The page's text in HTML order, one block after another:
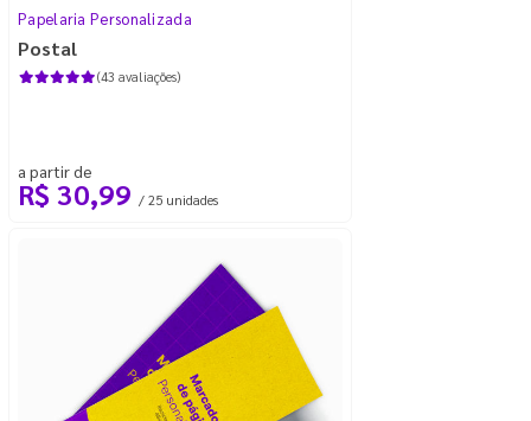
Papelaria Personalizada
Postal
(43 avaliações)
a partir de
R$ 30,99 / 25 unidades